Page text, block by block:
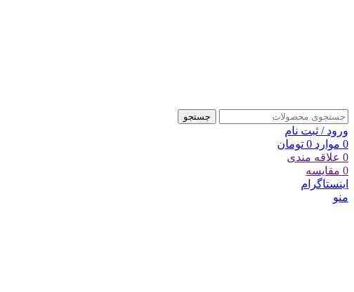
جستجو
ورود / ثبت نام
0 موارد 0 تومان
0 علاقه مندی
0 مقایسه
اینستاگرام
منو